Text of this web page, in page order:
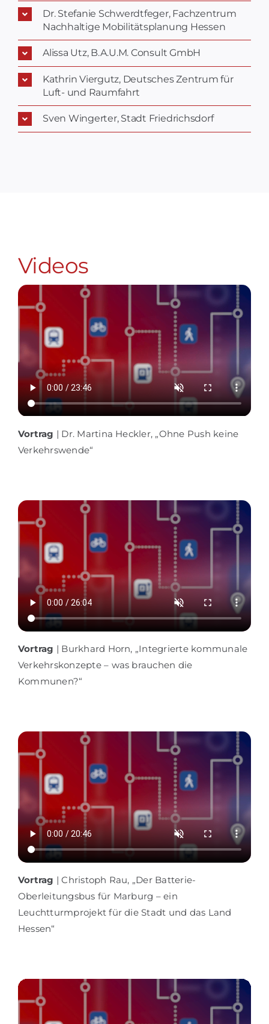
Dr. Stefanie Schwerdtfeger, Fachzentrum
Nachhaltige Mobilitätsplanung Hessen
Alissa Utz, B.A.U.M. Consult GmbH
Kathrin Viergutz, Deutsches Zentrum für
Luft- und Raumfahrt
Sven Wingerter, Stadt Friedrichsdorf
Videos
Vortrag | Dr. Martina Heckler, „Ohne Push keine
Verkehrswende“
Vortrag | Burkhard Horn, „Integrierte kommunale
Verkehrskonzepte – was brauchen die
Kommunen?“
Vortrag | Christoph Rau, „Der Batterie-
Oberleitungsbus für Marburg – ein
Leuchtturmprojekt für die Stadt und das Land
Hessen“